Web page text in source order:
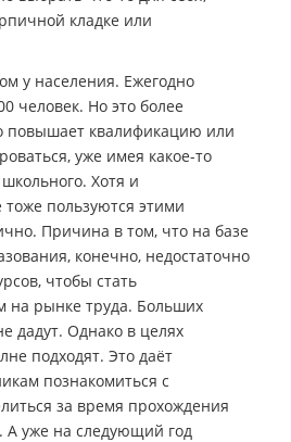
кладке или
у населения. Ежегодно
человек. Но это более
повышает квалификацию или
уже имея какое-то
Хотя и
пользуются этими
Причина в том, что на базе
конечно, недостаточно
чтобы стать
на рынке труда. Больших
дадут. Однако в целях
подходят. Это даёт
познакомиться с
за время прохождения
А уже на следующий год